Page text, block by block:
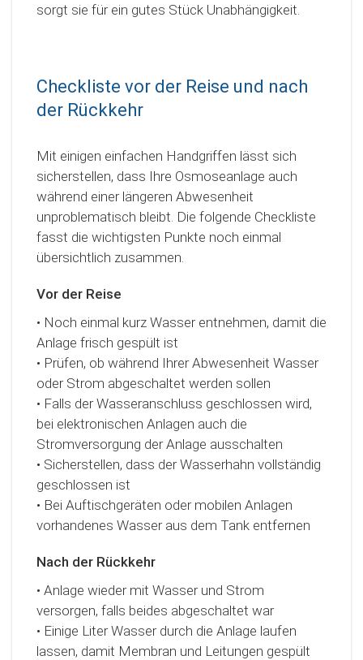
sorgt sie für ein gutes Stück Unabhängigkeit.
Checkliste vor der Reise und nach
der Rückkehr
Mit einigen einfachen Handgriffen lässt sich
sicherstellen, dass Ihre Osmoseanlage auch
während einer längeren Abwesenheit
unproblematisch bleibt. Die folgende Checkliste
fasst die wichtigsten Punkte noch einmal
übersichtlich zusammen.
Vor der Reise
• Noch einmal kurz Wasser entnehmen, damit die
Anlage frisch gespült ist
• Prüfen, ob während Ihrer Abwesenheit Wasser
oder Strom abgeschaltet werden sollen
• Falls der Wasseranschluss geschlossen wird,
bei elektronischen Anlagen auch die
Stromversorgung der Anlage ausschalten
• Sicherstellen, dass der Wasserhahn vollständig
geschlossen ist
• Bei Auftischgeräten oder mobilen Anlagen
vorhandenes Wasser aus dem Tank entfernen
Nach der Rückkehr
• Anlage wieder mit Wasser und Strom
versorgen, falls beides abgeschaltet war
• Einige Liter Wasser durch die Anlage laufen
lassen, damit Membran und Leitungen gespült